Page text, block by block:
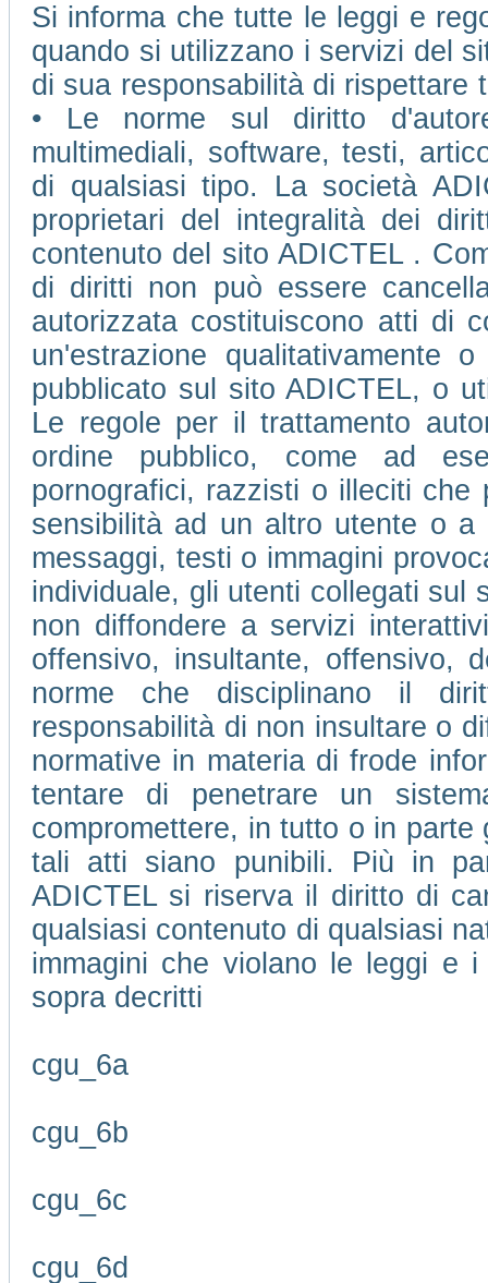
Si informa che tutte le leggi e
quando si utilizzano i servizi del
di sua responsabilità di rispettare
• Le norme sul diritto
multimediali, software, testi,
di qualsiasi tipo. La società
proprietari del integralità dei
contenuto del sito ADICTEL .
di diritti non può essere
autorizzata costituiscono atti di
un'estrazione qualitativamente
pubblicato sul sito ADICTEL, o
Le regole per il trattamento
ordine pubblico, come ad
pornografici, razzisti o illeciti che
sensibilità ad un altro utente o a
messaggi, testi o immagini
individuale, gli utenti collegati sul
non diffondere a servizi
offensivo, insultante, offensivo,
norme che disciplinano il
responsabilità di non insultare o
normative in materia di frode
tentare di penetrare un
compromettere, in tutto o in
tali atti siano punibili. Più in
ADICTEL si riserva il diritto di
qualsiasi contenuto di qualsiasi
immagini che violano le leggi e
sopra decritti
cgu_6a
cgu_6b
cgu_6c
cgu_6d